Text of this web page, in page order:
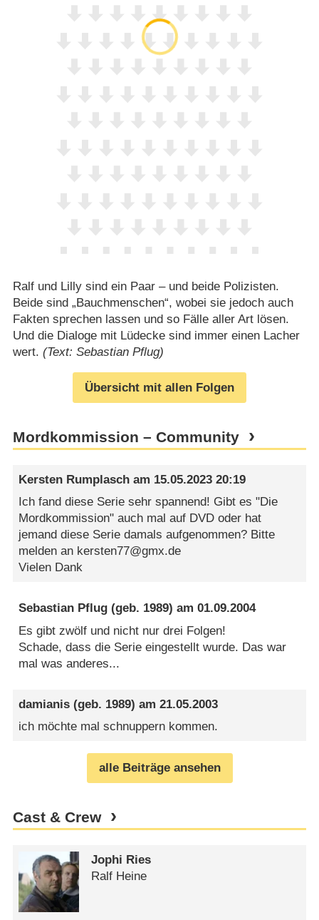
Ralf und Lilly sind ein Paar – und beide Polizisten.
Beide sind „Bauchmenschen“, wobei sie jedoch auch
Fakten sprechen lassen und so Fälle aller Art lösen.
Und die Dialoge mit Lüdecke sind immer einen Lacher
wert. (Text: Sebastian Pflug)
Übersicht mit allen Folgen
Mordkommission – Community
Kersten Rumplasch am 15.05.2023 20:19
Ich fand diese Serie sehr spannend! Gibt es "Die
Mordkommission" auch mal auf DVD oder hat
jemand diese Serie damals aufgenommen? Bitte
melden an kersten77@gmx.de
Vielen Dank
Sebastian Pflug (geb. 1989) am01.09.2004
Es gibt zwölf und nicht nur drei Folgen!
Schade, dass die Serie eingestellt wurde. Das war
mal was anderes...
damianis (geb. 1989) am21.05.2003
ich möchte mal schnuppern kommen.
alle Beiträge ansehen
Cast & Crew
Jophi Ries
Ralf Heine